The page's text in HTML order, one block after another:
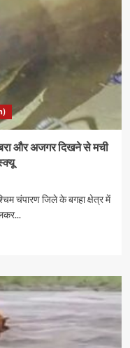
और अजगर दिखने से मची
चंपारण जिले के बगहा क्षेत्र में